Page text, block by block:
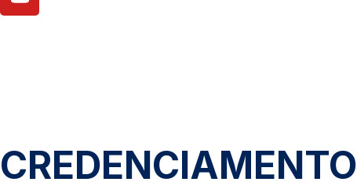
CREDENCIAMENTO